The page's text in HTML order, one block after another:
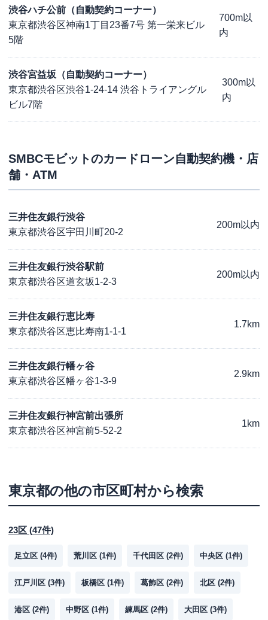
渋谷ハチ公前（自動契約コーナー）
東京都渋谷区神南1丁目23番7号 第一栄来ビル
5階
700m以
内
渋谷宮益坂（自動契約コーナー）
東京都渋谷区渋谷1-24-14 渋谷トライアングル
ビル7階
300m以
内
SMBCモビットのカードローン自動契約機・店
舗・ATM
三井住友銀行渋谷
東京都渋谷区宇田川町20-2
200m以内
三井住友銀行渋谷駅前
東京都渋谷区道玄坂1-2-3
200m以内
三井住友銀行恵比寿
東京都渋谷区恵比寿南1-1-1
1.7km
三井住友銀行幡ヶ谷
東京都渋谷区幡ヶ谷1-3-9
2.9km
三井住友銀行神宮前出張所
東京都渋谷区神宮前5-52-2
1km
東京都の他の市区町村から検索
23区 (47件)
足立区 (4件) 荒川区 (1件) 千代田区 (2件) 中央区 (1件)
江戸川区 (3件) 板橋区 (1件) 葛飾区 (2件) 北区 (2件)
港区 (2件) 中野区 (1件) 練馬区 (2件) 大田区 (3件)